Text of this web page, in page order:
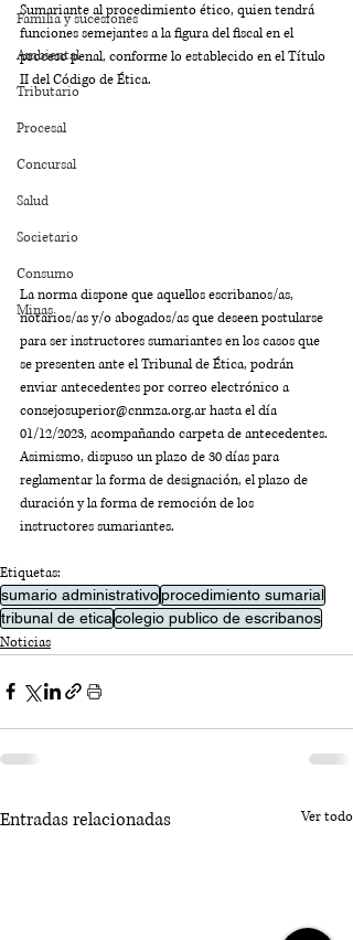
Familia y sucesiones
Ambiental
Tributario
Procesal
Concursal
Salud
Societario
Consumo
Minas
Sumariante al procedimiento ético, quien tendrá
funciones semejantes a la figura del fiscal en el
proceso penal, conforme lo establecido en el Título
II del Código de Ética.
La norma dispone que aquellos escribanos/as,
notarios/as y/o abogados/as que deseen postularse
para ser instructores sumariantes en los casos que
se presenten ante el Tribunal de Ética, podrán
enviar antecedentes por correo electrónico a
consejosuperior@cnmza.org.ar hasta el día
01/12/2023, acompañando carpeta de antecedentes.
Asimismo, dispuso un plazo de 30 días para
reglamentar la forma de designación, el plazo de
duración y la forma de remoción de los
instructores sumariantes.
Etiquetas:
sumario administrativoprocedimiento sumarial
tribunal de eticacolegio publico de escribanos
Noticias
Entradas relacionadas Ver todo